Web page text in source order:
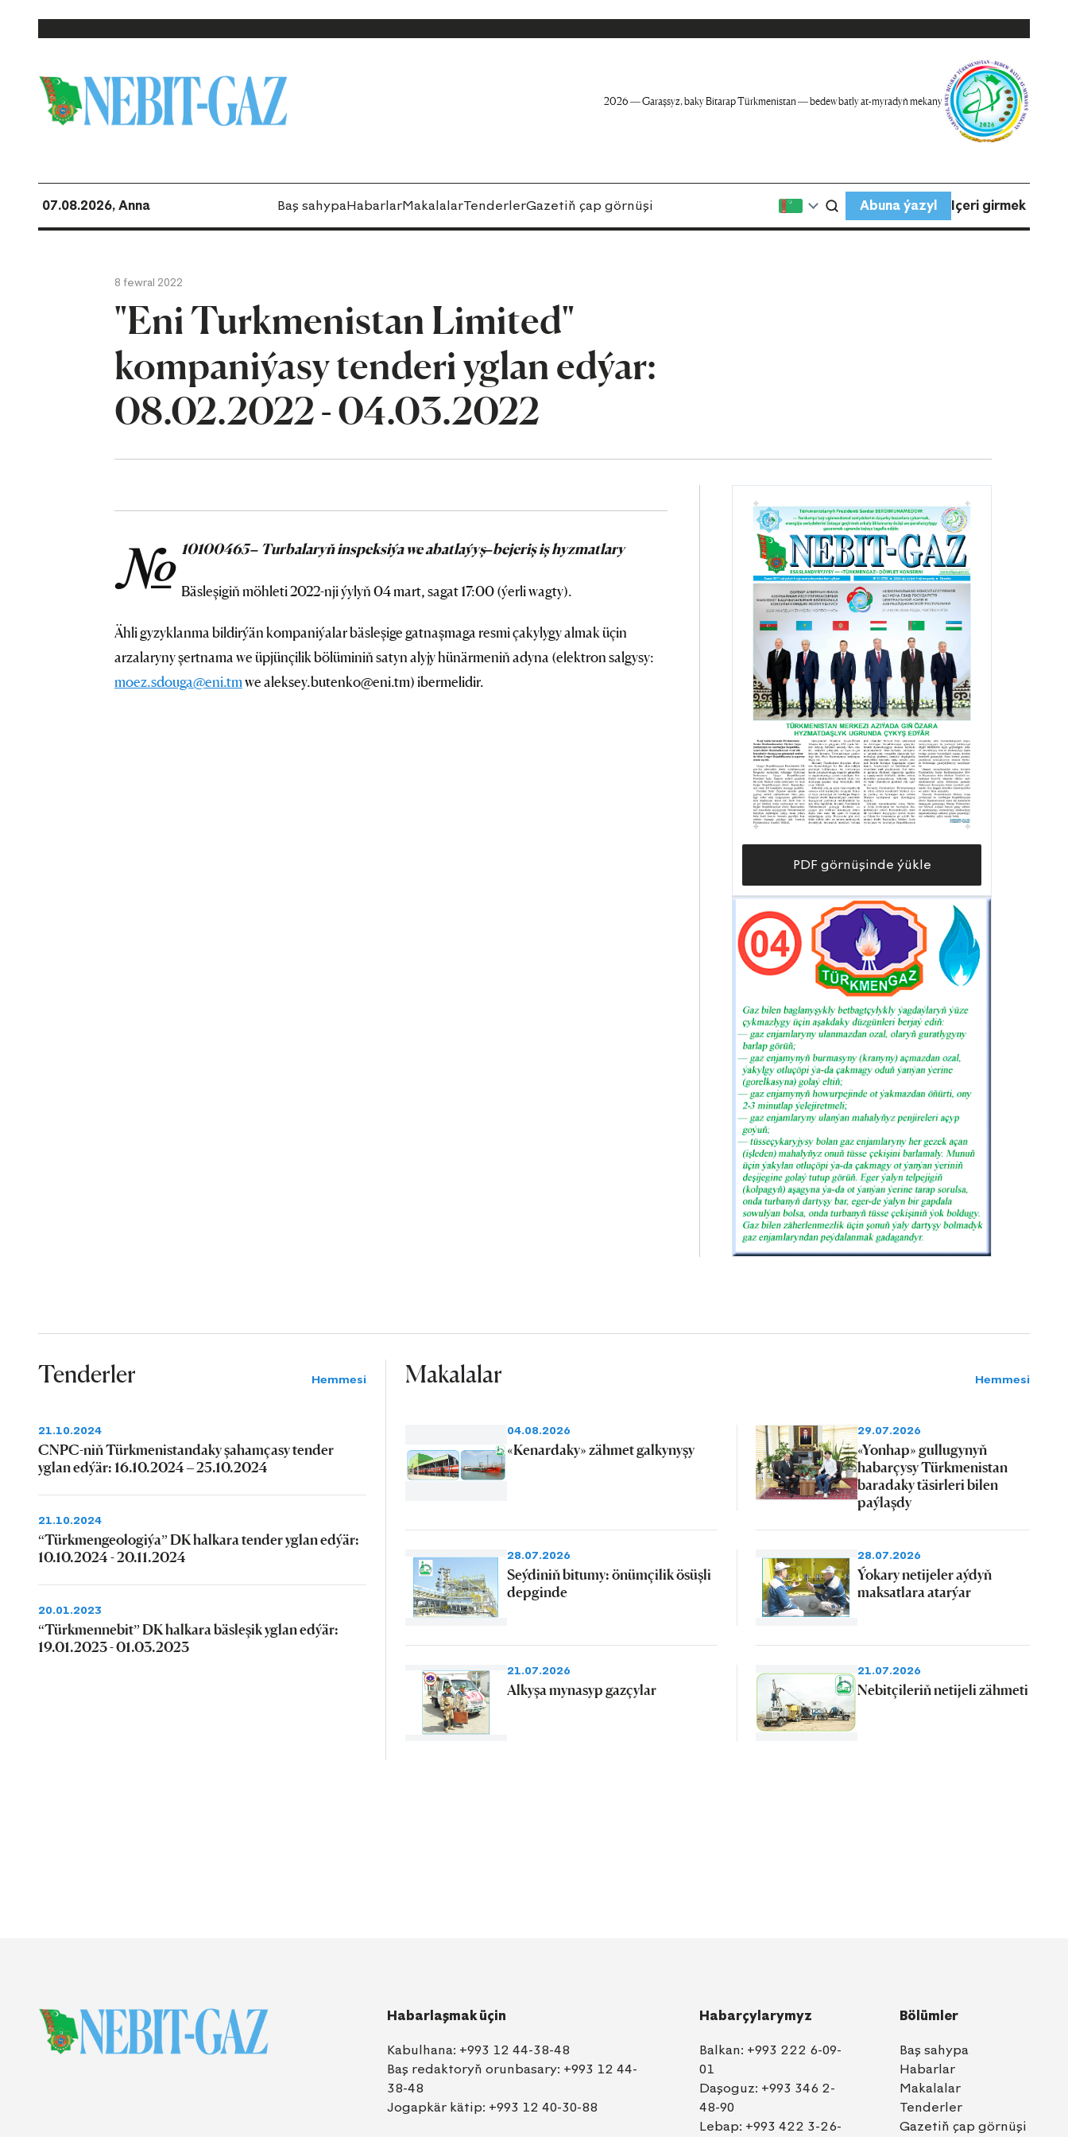
2026 — Garaşsyz, baky Bitarap Türkmenistan — bedew batly at-myradyň mekany
07.08.2026, Anna Baş sahypaHabarlarMakalalarTenderlerGazetiň çap görnüşi Abuna ýazyl Içeri girmek
8 fewral 2022
"Eni Turkmenistan Limited"
kompaniýasy tenderi yglan edýar:
08.02.2022 - 04.03.2022
№ 10100465– Turbalaryň inspeksiýa we abatlaýyş–bejeriş iş hyzmatlary
Bäsleşigiň möhleti 2022-nji ýylyň 04 mart, sagat 17:00 (ýerli wagty).
Ähli gyzyklanma bildirýän kompaniýalar bäsleşige gatnaşmaga resmi çakylygy almak üçin
arzalaryny şertnama we üpjünçilik bölüminiň satyn alyjy hünärmeniň adyna (elektron salgysy:
moez.sdouga@eni.tmwe aleksey.butenko@eni.tm) ibermelidir.
PDF görnüşinde ýükle
Tenderler Hemmesi
21.10.2024
CNPC-niň Türkmenistandaky şahamçasy tender
yglan edýär: 16.10.2024 – 25.10.2024
21.10.2024
“Türkmengeologiýa” DK halkara tender yglan edýär:
10.10.2024 - 20.11.2024
20.01.2023
“Türkmennebit” DK halkara bäsleşik yglan edýär:
19.01.2023 - 01.03.2023
Makalalar Hemmesi
04.08.2026
«Kenardaky» zähmet galkynyşy
29.07.2026
«Yonhap» gullugynyň
habarçysy Türkmenistan
baradaky täsirleri bilen
paýlaşdy
28.07.2026
Seýdiniň bitumy: önümçilik ösüşli
depginde
28.07.2026
Ýokary netijeler aýdyň
maksatlara atarýar
21.07.2026
Alkyşa mynasyp gazçylar
21.07.2026
Nebitçileriň netijeli zähmeti
Habarlaşmak üçin
Kabulhana: +993 12 44-38-48
Baş redaktoryň orunbasary: +993 12 44-
38-48
Jogapkär kätip: +993 12 40-30-88
Habarçylarymyz
Balkan: +993 222 6-09-
01
Daşoguz: +993 346 2-
48-90
Lebap: +993 422 3-26-
Bölümler
Baş sahypa
Habarlar
Makalalar
Tenderler
Gazetiň çap görnüşi